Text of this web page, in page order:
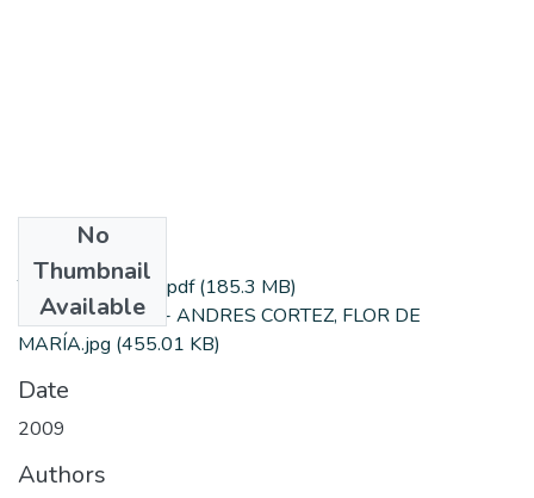
No
Thumbnail
Available
Tesis Flor Andres.pdf(185.3 MB)
AUTORIZACIÓN - ANDRES CORTEZ, FLOR DE
MARÍA.jpg (455.01 KB)
Date
2009
Authors